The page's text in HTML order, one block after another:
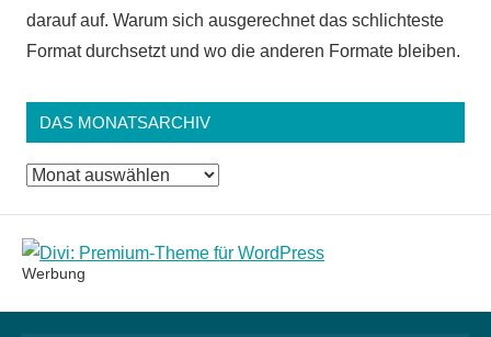
darauf auf. Warum sich ausgerechnet das schlichteste
Format durchsetzt und wo die anderen Formate bleiben.
DAS MONATSARCHIV
Das
Werbung